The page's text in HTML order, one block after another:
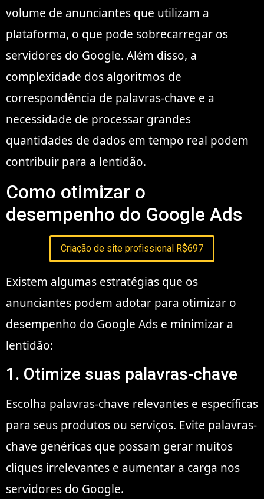
volume de anunciantes que utilizam a
plataforma, o que pode sobrecarregar os
servidores do Google. Além disso, a
complexidade dos algoritmos de
correspondência de palavras-chave e a
necessidade de processar grandes
quantidades de dados em tempo real podem
contribuir para a lentidão.
Como otimizar o
desempenho do Google Ads
Criação de site profissional R$697
Existem algumas estratégias que os
anunciantes podem adotar para otimizar o
desempenho do Google Ads e minimizar a
lentidão:
1. Otimize suas palavras-chave
Escolha palavras-chave relevantes e específicas
para seus produtos ou serviços. Evite palavras-
chave genéricas que possam gerar muitos
cliques irrelevantes e aumentar a carga nos
servidores do Google.